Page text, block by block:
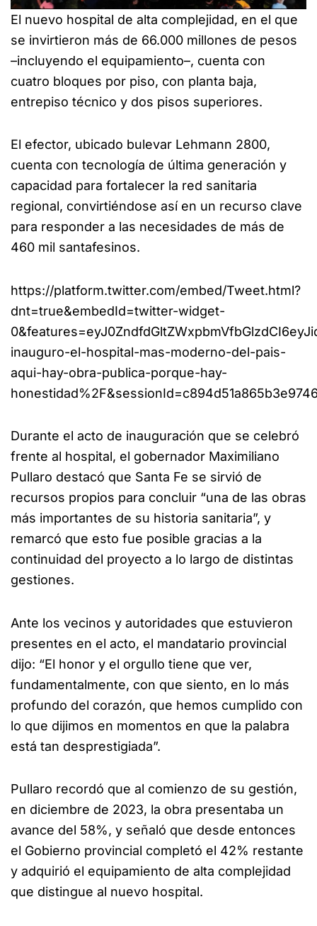
El nuevo hospital de alta complejidad, en el que
se invirtieron más de 66.000 millones de pesos
–incluyendo el equipamiento–, cuenta con
cuatro bloques por piso, con planta baja,
entrepiso técnico y dos pisos superiores.
El efector, ubicado bulevar Lehmann 2800,
cuenta con tecnología de última generación y
capacidad para fortalecer la red sanitaria
regional, convirtiéndose así en un recurso clave
para responder a las necesidades de más de
460 mil santafesinos.
https://platform.twitter.com/embed/Tweet.html?
dnt=true&embedId=twitter-widget-
inauguro-el-hospital-mas-moderno-del-pais-
aqui-hay-obra-publica-porque-hay-
Durante el acto de inauguración que se celebró
frente al hospital, el gobernador Maximiliano
Pullaro destacó que Santa Fe se sirvió de
recursos propios para concluir “una de las obras
más importantes de su historia sanitaria”, y
remarcó que esto fue posible gracias a la
continuidad del proyecto a lo largo de distintas
gestiones.
Ante los vecinos y autoridades que estuvieron
presentes en el acto, el mandatario provincial
dijo: “El honor y el orgullo tiene que ver,
fundamentalmente, con que siento, en lo más
profundo del corazón, que hemos cumplido con
lo que dijimos en momentos en que la palabra
está tan desprestigiada”.
Pullaro recordó que al comienzo de su gestión,
en diciembre de 2023, la obra presentaba un
avance del 58%, y señaló que desde entonces
el Gobierno provincial completó el 42% restante
y adquirió el equipamiento de alta complejidad
que distingue al nuevo hospital.